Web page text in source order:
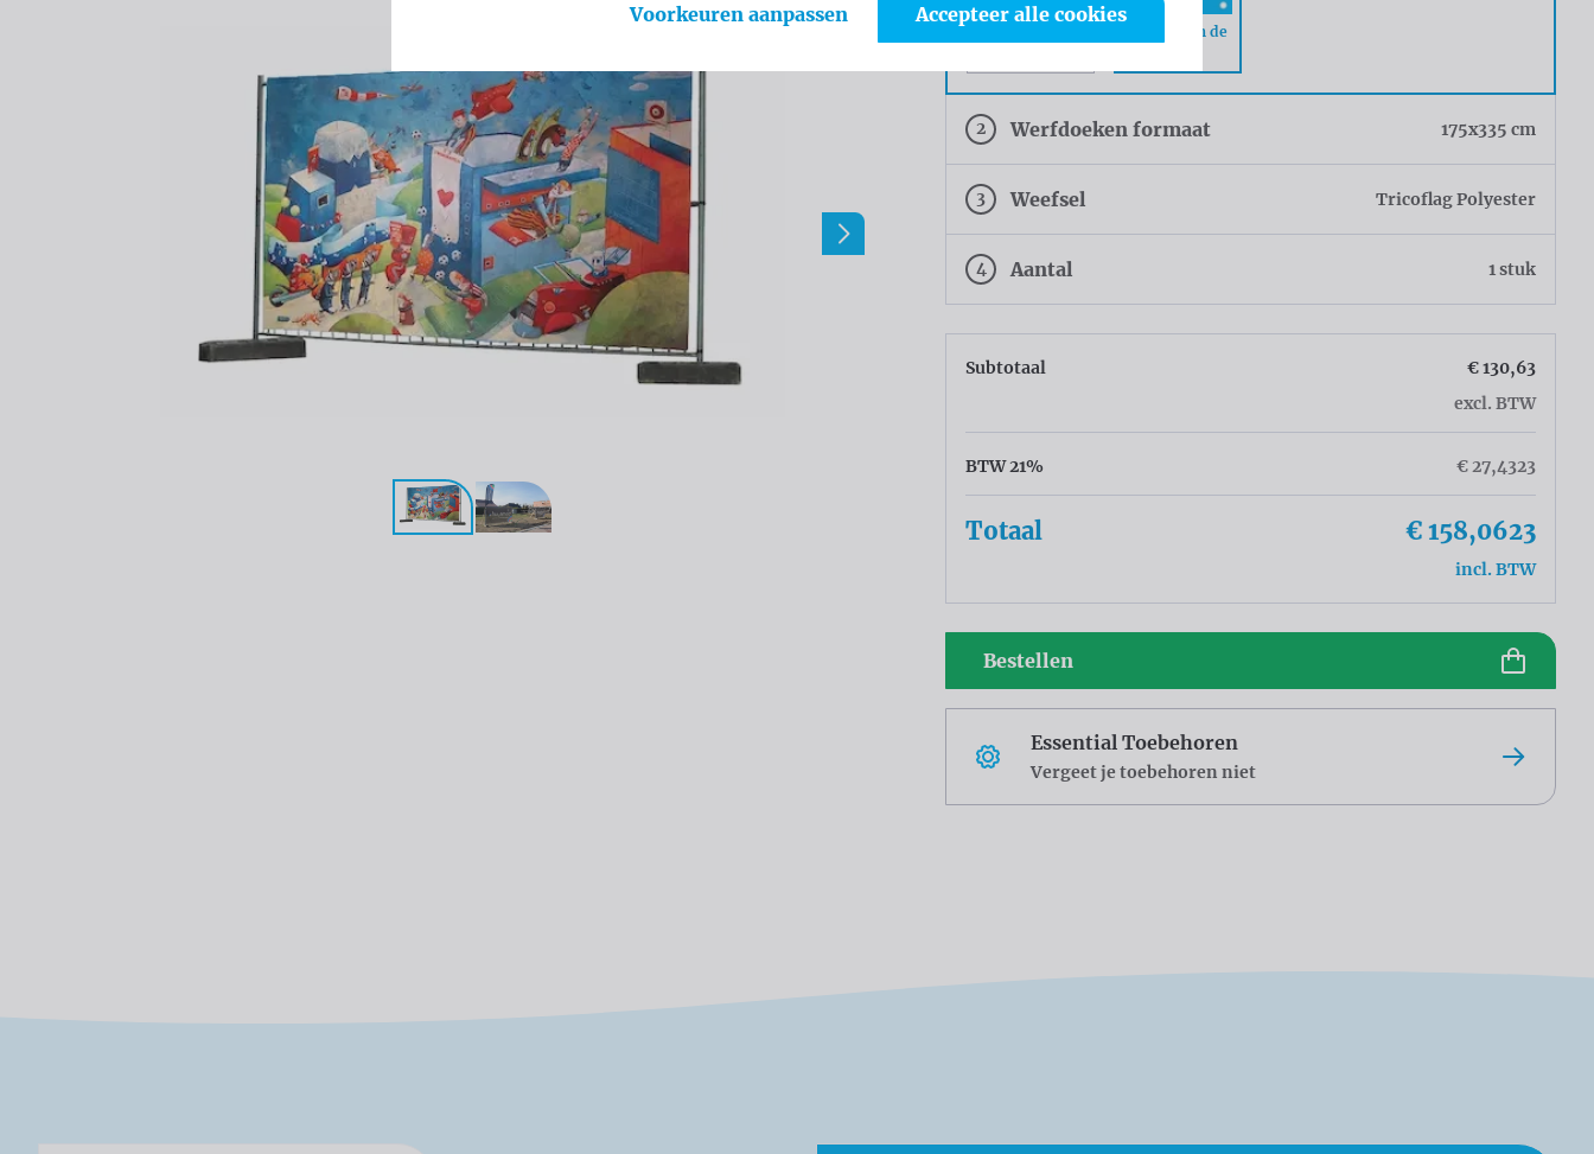
Ringen om de
2 Werfdoeken formaat 175x335 cm
3 Weefsel Tricoflag Polyester
4 Aantal 1 stuk
Subtotaal
€ 130,63
excl. BTW
BTW 21% € 27,4323
Totaal € 158,0623
incl. BTW
Bestellen
Essential Toebehoren
Vergeet je toebehoren niet
Voorkeuren aanpassen Accepteer alle cookies